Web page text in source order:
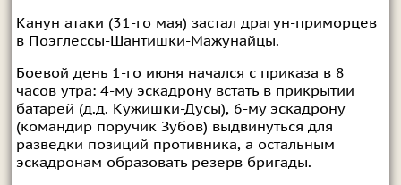
Канун атаки (31-го мая) застал драгун-приморцев
в Поэглессы-Шантишки-Мажунайцы.
Боевой день 1-го июня начался с приказа в 8
часов утра: 4-му эскадрону встать в прикрытии
батарей (д.д. Кужишки-Дусы), 6-му эскадрону
(командир поручик Зубов) выдвинуться для
разведки позиций противника, а остальным
эскадронам образовать резерв бригады.